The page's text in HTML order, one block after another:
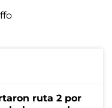
ruta 2 por